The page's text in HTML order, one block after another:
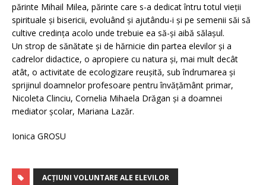
părinte Mihail Milea, părinte care s-a dedicat întru totul vieții
spirituale și bisericii, evoluând și ajutându-i și pe semenii săi să
cultive credința acolo unde trebuie ea să-și aibă sălașul.
Un strop de sănătate și de hărnicie din partea elevilor și a
cadrelor didactice, o apropiere cu natura și, mai mult decât
atât, o activitate de ecologizare reușită, sub îndrumarea și
sprijinul doamnelor profesoare pentru învățământ primar,
Nicoleta Clinciu, Cornelia Mihaela Drăgan și a doamnei
mediator școlar, Mariana Lazăr.
Ionica GROSU
ACȚIUNI VOLUNTARE ALE ELEVILOR